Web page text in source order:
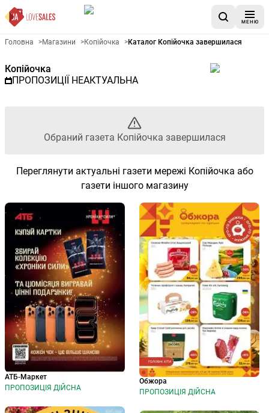
МЕНЮ
Рекламна газета Копійочка
Головна >Магазини >Копійочка >Каталог Копійочка завершилася
Копійочка
ПРОПОЗИЦІЇ НЕАКТУАЛЬНА
Обраний газета Копійочка завершилася
Переглянути актуальні газети мережі Копійочка або
газети іншого магазину
АТБ-Маркет
ПРОПОЗИЦІЯ ДІЙСНА
Обжора
ПРОПОЗИЦІЯ ДІЙСНА